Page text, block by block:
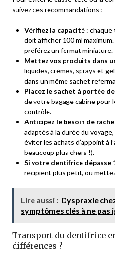
suivez ces recommandations :
Vérifiez la capacité :
doit afficher 100 ml maximum.
préférez un format miniature.
Mettez vos produits dans
liquides, crèmes, sprays et
dans un même sachet
Placez le sachet à portée
de votre bagage cabine pour
contrôle.
Anticipez le besoin de
adaptés à la durée du
éviter les achats d’appoint à
beaucoup plus chers !).
Si votre dentifrice dépasse
récipient plus petit, ou
Lire aussi : Dyspraxie
symptômes clés à ne pas
Transport du dentifrice
différences ?